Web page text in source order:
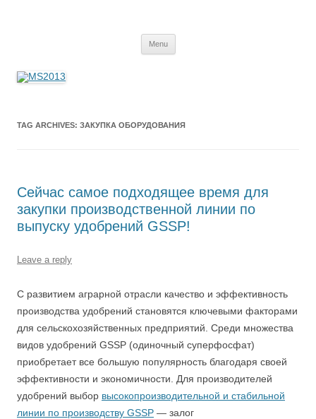
Menu
TAG ARCHIVES: ЗАКУПКА ОБОРУДОВАНИЯ
Сейчас самое подходящее время для
закупки производственной линии по
выпуску удобрений GSSP!
Leave a reply
С развитием аграрной отрасли качество и эффективность
производства удобрений становятся ключевыми факторами
для сельскохозяйственных предприятий. Среди множества
видов удобрений GSSP (одиночный суперфосфат)
приобретает все большую популярность благодаря своей
эффективности и экономичности. Для производителей
удобрений выбор высокопроизводительной и стабильной
линии по производству GSSP — залог